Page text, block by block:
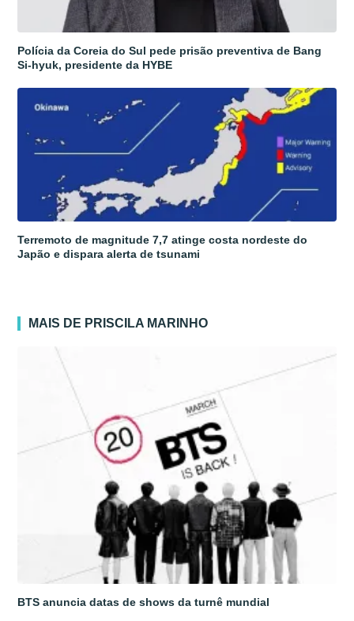
Polícia da Coreia do Sul pede prisão preventiva de Bang
Si-hyuk, presidente da HYBE
Terremoto de magnitude 7,7 atinge costa nordeste do
Japão e dispara alerta de tsunami
MAIS DE PRISCILA MARINHO
BTS anuncia datas de shows da turnê mundial